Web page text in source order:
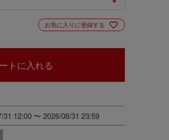
お気に入りに登録する
トに入れる
31 12:00 〜 2026/08/31 23:59